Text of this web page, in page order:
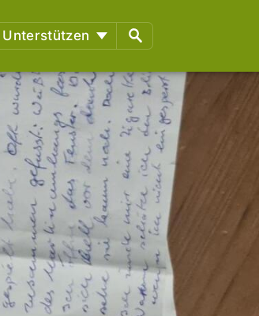
Unterstützen
werden